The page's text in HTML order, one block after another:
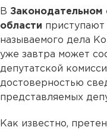
В Законодательном
области
называемого дела
уже завтра может
депутатской
достоверностью
представляемых
Как известно,